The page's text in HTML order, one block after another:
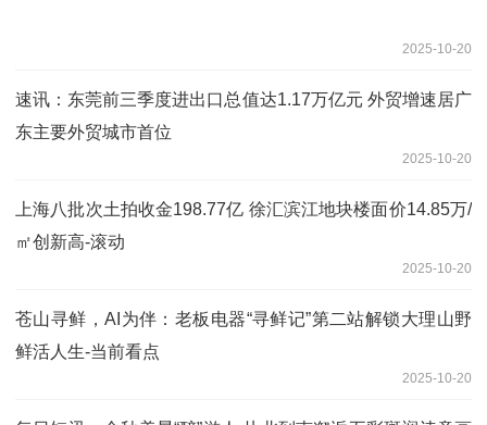
2025-10-20
速讯：东莞前三季度进出口总值达1.17万亿元 外贸增速居广
东主要外贸城市首位
2025-10-20
上海八批次土拍收金198.77亿 徐汇滨江地块楼面价14.85万/
㎡创新高-滚动
2025-10-20
苍山寻鲜，AI为伴：老板电器“寻鲜记”第二站解锁大理山野
鲜活人生-当前看点
2025-10-20